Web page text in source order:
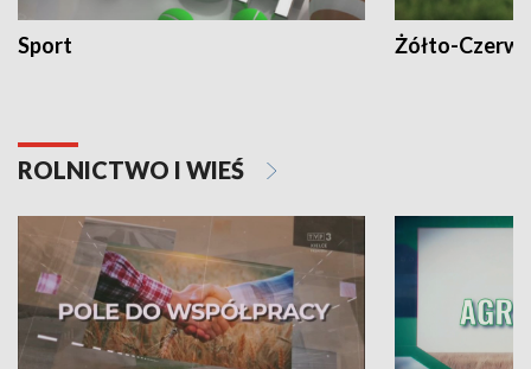
Sport Żółto-
ROLNICTWO I WIEŚ